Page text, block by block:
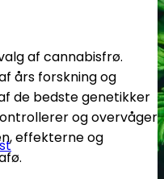
af cannabisfrø.
års forskning og
de bedste genetikker
og overvåger
effekterne og